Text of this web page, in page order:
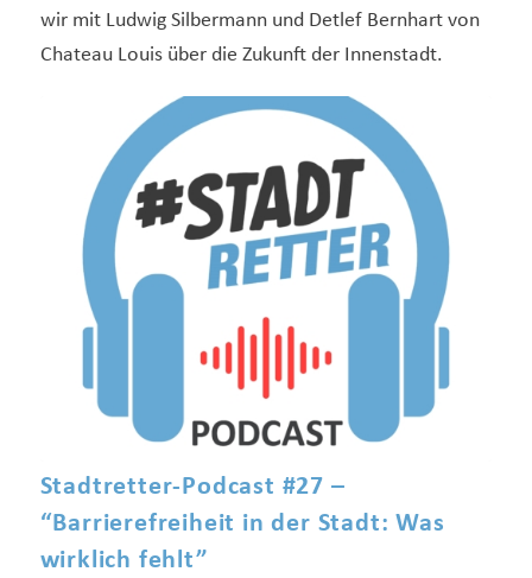
wir mit Ludwig Silbermann und Detlef Bernhart von
Chateau Louis über die Zukunft der Innenstadt.
Stadtretter-Podcast #27 –
“Barrierefreiheit in der Stadt: Was
wirklich fehlt”